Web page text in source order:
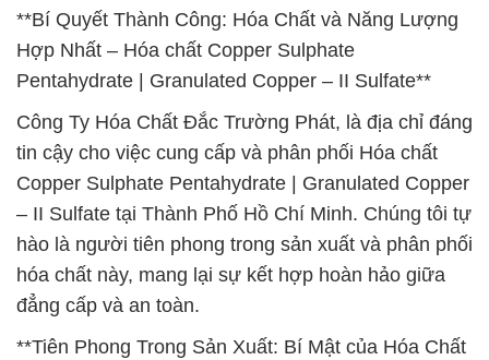
**Bí Quyết Thành Công: Hóa Chất và Năng Lượng
Hợp Nhất – Hóa chất Copper Sulphate
Pentahydrate | Granulated Copper – II Sulfate**
Công Ty Hóa Chất Đắc Trường Phát, là địa chỉ đáng
tin cậy cho việc cung cấp và phân phối Hóa chất
Copper Sulphate Pentahydrate | Granulated Copper
– II Sulfate tại Thành Phố Hồ Chí Minh. Chúng tôi tự
hào là người tiên phong trong sản xuất và phân phối
hóa chất này, mang lại sự kết hợp hoàn hảo giữa
đẳng cấp và an toàn.
**Tiên Phong Trong Sản Xuất: Bí Mật của Hóa Chất